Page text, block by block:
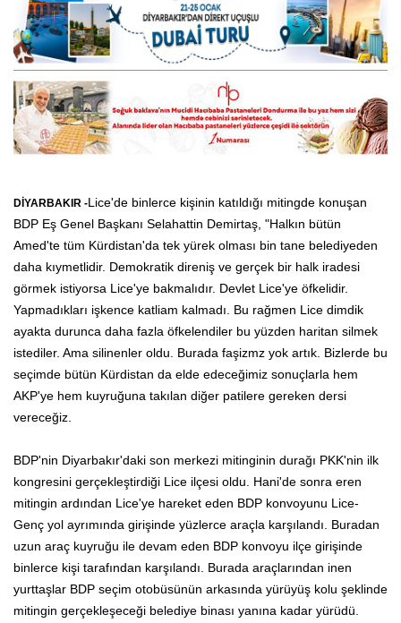
DİYARBAKIR -Lice'de binlerce kişinin katıldığı mitingde konuşan
BDP Eş Genel Başkanı Selahattin Demirtaş, "Halkın bütün
Amed'te tüm Kürdistan'da tek yürek olması bin tane belediyeden
daha kıymetlidir. Demokratik direniş ve gerçek bir halk iradesi
görmek istiyorsa Lice'ye bakmalıdır. Devlet Lice'ye öfkelidir.
Yapmadıkları işkence katliam kalmadı. Bu rağmen Lice dimdik
ayakta durunca daha fazla öfkelendiler bu yüzden haritan silmek
istediler. Ama silinenler oldu. Burada faşizmz yok artık. Bizlerde bu
seçimde bütün Kürdistan da elde edeceğimiz sonuçlarla hem
AKP'ye hem kuyruğuna takılan diğer patilere gereken dersi
vereceğiz.
BDP'nin Diyarbakır'daki son merkezi mitinginin durağı PKK'nin ilk
kongresini gerçekleştirdiği Lice ilçesi oldu. Hani'de sonra eren
mitingin ardından Lice'ye hareket eden BDP konvoyunu Lice-
Genç yol ayrımında girişinde yüzlerce araçla karşılandı. Buradan
uzun araç kuyruğu ile devam eden BDP konvoyu ilçe girişinde
binlerce kişi tarafından karşılandı. Burada araçlarından inen
yurttaşlar BDP seçim otobüsünün arkasında yürüyüş kolu şeklinde
mitingin gerçekleşeceği belediye binası yanına kadar yürüdü.